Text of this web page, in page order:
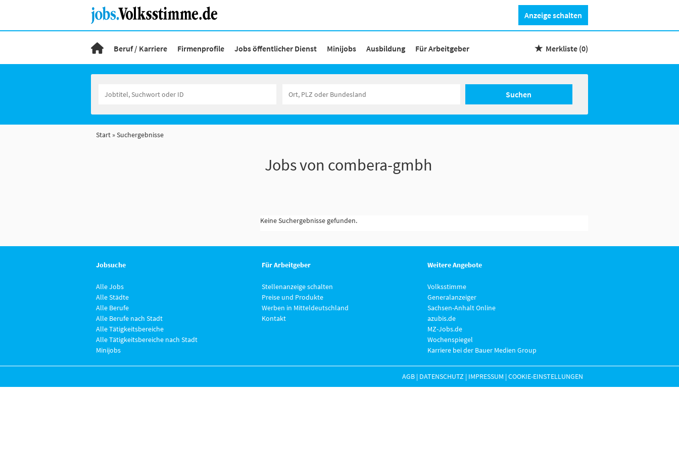
Anzeige schalten
Beruf / Karriere Firmenprofile Jobs öffentlicher Dienst Minijobs Ausbildung Für Arbeitgeber Merkliste (0)
Suchen
Start Suchergebnisse
Jobs von combera-gmbh
Keine Suchergebnisse gefunden.
Jobsuche
Alle Jobs
Alle Städte
Alle Berufe
Alle Berufe nach Stadt
Alle Tätigkeitsbereiche
Alle Tätigkeitsbereiche nach Stadt
Minijobs
Für Arbeitgeber
Stellenanzeige schalten
Preise und Produkte
Werben in Mitteldeutschland
Kontakt
Weitere Angebote
Volksstimme
Generalanzeiger
Sachsen-Anhalt Online
azubis.de
MZ-Jobs.de
Wochenspiegel
Karriere bei der Bauer Medien Group
AGB | DATENSCHUTZ | IMPRESSUM |COOKIE-EINSTELLUNGEN